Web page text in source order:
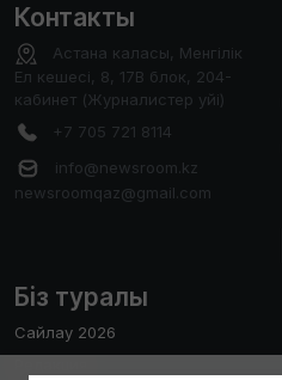
Контакты
Астана каласы, Менгілік
Ел кешесі, 8, 17В блок, 204-
кабинет (Журналистер уйі)
+7 705 721 8114
info@newsroom.kz
newsroomqaz@gmail.com
Біз туралы
Сайлау 2026